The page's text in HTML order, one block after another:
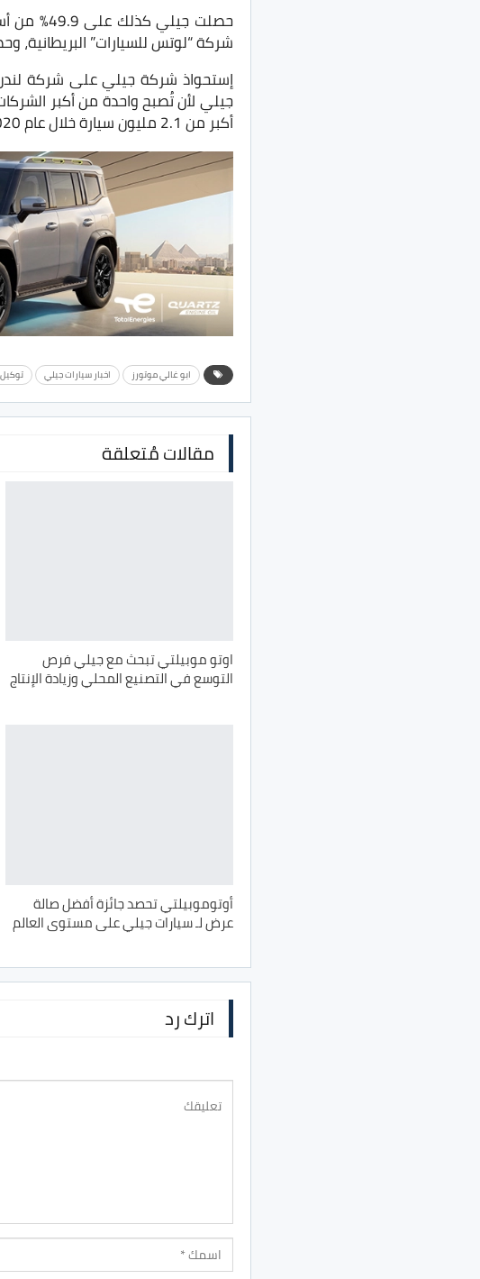
حصلت جيلي كذلك على 49.9% من أسهم شركة
شركة “لوتس للسيارات” البريطانية، وحصلت ايضًا جيلي على 9.69% من أسهم
إستحواذ شركة جيلي على شركة لندن
جيلي لأن تُصبح واحدة من أكبر
أكبر من 2.1 مليون سيارة خلال عام 2020 في الأسواق العالمية.
ابو غالي موتورز اخبار سيارات جيلي
مقالات مُتعلقة
اوتو موبيلتي تبحث مع جيلي فرص
التوسع في التصنيع المحلي وزيادة الإنتاج
أوتوموبيلتي تحصد جائزة أفضل صالة
عرض لـ سيارات جيلي على مستوى العالم
اترك رد